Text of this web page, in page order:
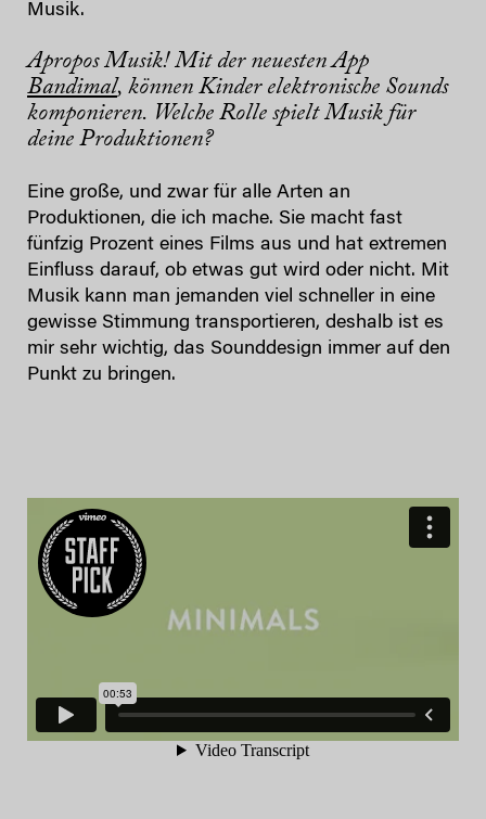
Musik.
Apropos Musik! Mit der neuesten App
Bandimal, können Kinder elektronische Sounds
komponieren. Welche Rolle spielt Musik für
deine Produktionen?
Eine große, und zwar für alle Arten an
Produktionen, die ich mache. Sie macht fast
fünfzig Prozent eines Films aus und hat extremen
Einfluss darauf, ob etwas gut wird oder nicht. Mit
Musik kann man jemanden viel schneller in eine
gewisse Stimmung transportieren, deshalb ist es
mir sehr wichtig, das Sounddesign immer auf den
Punkt zu bringen.